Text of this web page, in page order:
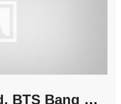
Sale IDEO O2 1 Bed, BTS Bang Na Line @757zwvfy